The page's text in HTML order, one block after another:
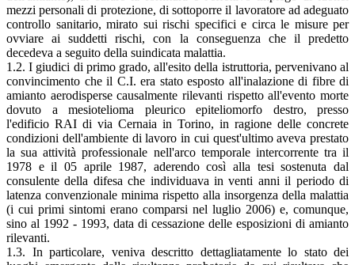
mezzi personali di protezione, di sottoporre il lavoratore ad adeguato
controllo sanitario, mirato sui rischi specifici e circa le misure per
ovviare ai suddetti rischi, con la conseguenza che il predetto
decedeva a seguito della suindicata malattia.
1.2. I giudici di primo grado, all'esito della istruttoria, pervenivano al
convincimento che il C.I. era stato esposto all'inalazione di fibre di
amianto aerodisperse causalmente rilevanti rispetto all'evento morte
dovuto a mesiotelioma pleurico epiteliomorfo destro, presso
l'edificio RAI di via Cernaia in Torino, in ragione delle concrete
condizioni dell'ambiente di lavoro in cui quest'ultimo aveva prestato
la sua attività professionale nell'arco temporale intercorrente tra il
1978 e il 05 aprile 1987, aderendo così alla tesi sostenuta dal
consulente della difesa che individuava in venti anni il periodo di
latenza convenzionale minima rispetto alla insorgenza della malattia
(i cui primi sintomi erano comparsi nel luglio 2006) e, comunque,
sino al 1992 - 1993, data di cessazione delle esposizioni di amianto
rilevanti.
1.3. In particolare, veniva descritto dettagliatamente lo stato dei